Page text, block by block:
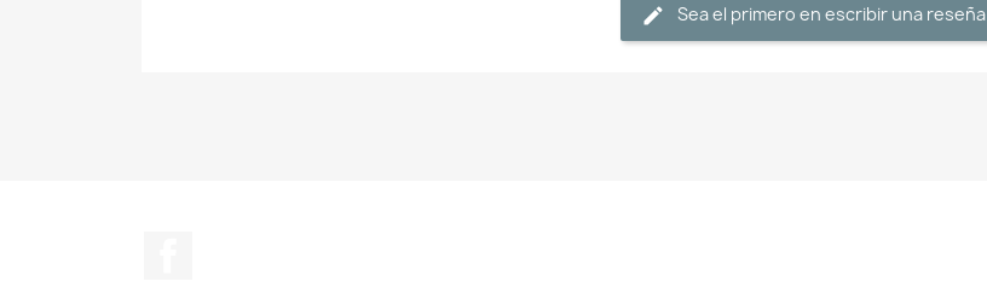
Sea el primero en escribir una reseña